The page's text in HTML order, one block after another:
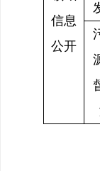
信息
公开